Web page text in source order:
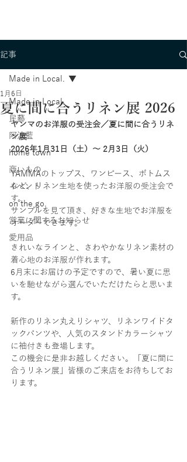
記事
Made in Local.
民藝
阿波藍
home town
商いもの
イベント
on the go.
営業に関するお知らせ
愛用品
Made in Local.
夏に間に合うリネン展 2026
1月6日
ヤンマのお洋服の受注会／夏に間に合うリネ
ン展
2026年1月31日（土）〜 2月3日（火）
YAMMAのトップス、ワンピース、ボトムス
など、リネン生地を使ったお洋服の受注会で
す。
サンプルを見て頂き、好きな生地でお洋服を
オーダーできます。
きれいなラインと、さわやかなリネン素材の
着心地のお洋服が作れます。
6月末にお届けの予定ですので、暑い夏に思
いを馳せながら選んでいただけたらと思いま
す。
新作のリネン丸えりシャツ、リネンワイドタ
ックパンツや、人気のスタンドカラーシャツ
に袖付きも登場します。
この機会に是非お越しください。
「夏に間に
合うリネン展」皆様のご来店をお待ちしてお
ります。